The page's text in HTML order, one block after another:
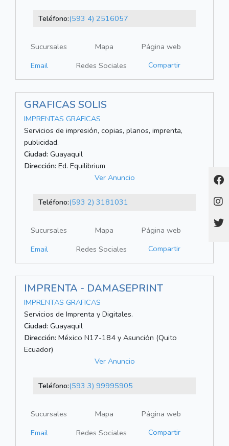
Teléfono:(593 4) 2516057
Sucursales Mapa
Página web
Email
Redes Sociales Compartir
GRAFICAS SOLIS
IMPRENTAS GRAFICAS
Servicios de impresión, copias, planos, imprenta,
publicidad.
Ciudad: Guayaquil
Dirección: Ed. Equilibrium
Ver Anuncio
Teléfono:(593 2) 3181031
Sucursales Mapa
Página web
Email
Redes Sociales Compartir
IMPRENTA - DAMASEPRINT
IMPRENTAS GRAFICAS
Servicios de Imprenta y Digitales.
Ciudad: Guayaquil
Dirección: México N17-184 y Asunción (Quito
Ecuador)
Ver Anuncio
Teléfono:(593 3) 99995905
Sucursales Mapa
Página web
Email
Redes Sociales Compartir